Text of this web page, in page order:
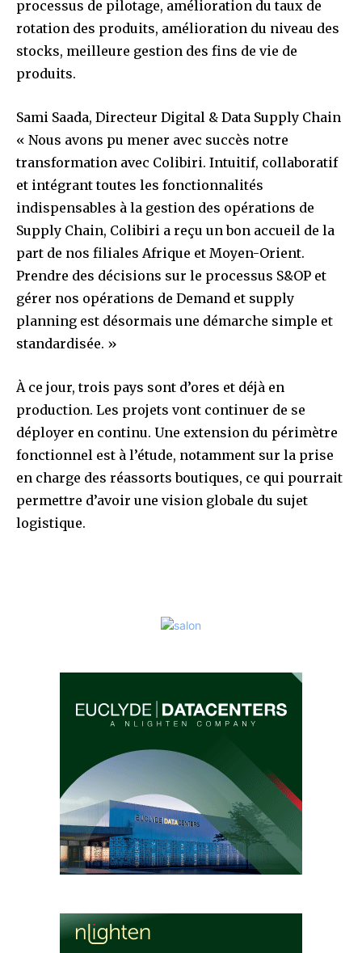
processus de pilotage, amélioration du taux de
rotation des produits, amélioration du niveau des
stocks, meilleure gestion des fins de vie de
produits.
Sami Saada, Directeur Digital & Data Supply Chain
« Nous avons pu mener avec succès notre
transformation avec Colibiri. Intuitif, collaboratif
et intégrant toutes les fonctionnalités
indispensables à la gestion des opérations de
Supply Chain, Colibiri a reçu un bon accueil de la
part de nos filiales Afrique et Moyen-Orient.
Prendre des décisions sur le processus S&OP et
gérer nos opérations de Demand et supply
planning est désormais une démarche simple et
standardisée. »
À ce jour, trois pays sont d’ores et déjà en
production. Les projets vont continuer de se
déployer en continu. Une extension du périmètre
fonctionnel est à l’étude, notamment sur la prise
en charge des réassorts boutiques, ce qui pourrait
permettre d’avoir une vision globale du sujet
logistique.